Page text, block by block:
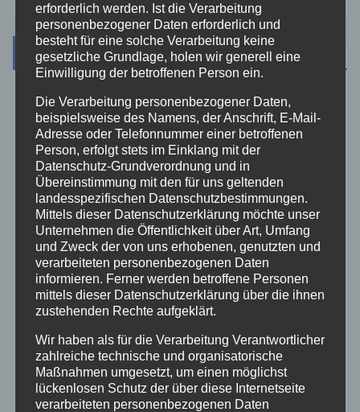
Kategorien
Aktuelles
Allgemein
Altenkirchen
Bundespolizei
Feuerwehr
Hilfsorganisationen
Mayen-Koblenz
Neuwied
erforderlich werden. Ist die Verarbeitung
personenbezogener Daten erforderlich und
besteht für eine solche Verarbeitung keine
gesetzliche Grundlage, holen wir generell eine
Einwilligung der betroffenen Person ein.
Die Verarbeitung personenbezogener Daten,
beispielsweise des Namens, der Anschrift, E-Mail-
Adresse oder Telefonnummer einer betroffenen
Person, erfolgt stets im Einklang mit der
Datenschutz-Grundverordnung und in
Übereinstimmung mit den für uns geltenden
landesspezifischen Datenschutzbestimmungen.
Mittels dieser Datenschutzerklärung möchte unser
Unternehmen die Öffentlichkeit über Art, Umfang
und Zweck der von uns erhobenen, genutzten und
verarbeiteten personenbezogenen Daten
informieren. Ferner werden betroffene Personen
mittels dieser Datenschutzerklärung über die ihnen
zustehenden Rechte aufgeklärt.
Wir haben als für die Verarbeitung Verantwortlicher
zahlreiche technische und organisatorische
Maßnahmen umgesetzt, um einen möglichst
lückenlosen Schutz der über diese Internetseite
verarbeiteten personenbezogenen Daten